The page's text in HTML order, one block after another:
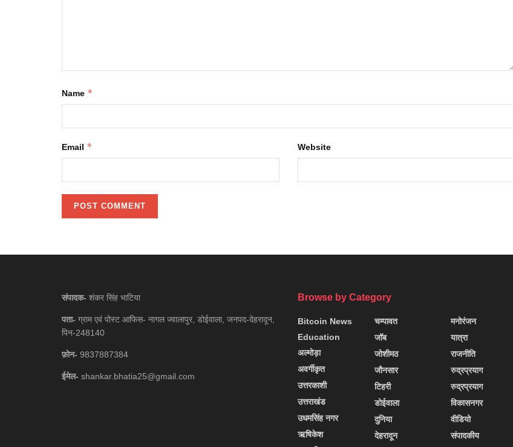
Name *
Email * Website
संपादक- शंकर सिंह भाटिया
पता- ग्राम एवं पोस्ट आफिस- नागल ज्वालापुर, डोईवाला, जनपद-देहरादून,
पिन-248140
फ़ोन- 9837887384
ईमेल- shankar.bhatia25@gmail.com
Browse by Category
Bitcoin News
Education
अल्मोड़ा
अवर्गीकृत
उत्तरकाशी
उत्तराखंड
उधमसिंह नगर
ऋषिकेश
चम्पावत
जॉब
जोशीमठ
जौनसार
टिहरी
डोईवाला
दुनिया
देहरादून
मनोरंजन
यात्रा
राजनीति
रुद्रप्रयाग
रुद्रप्रयाग
विकासनगर
वीडियो
संपादकीय